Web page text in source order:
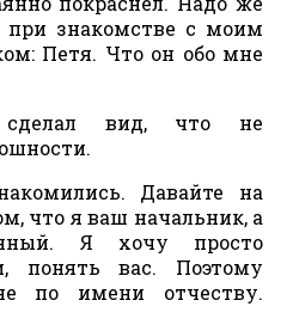
при знакомстве с моим
Петя. Что он обо мне
сделал вид, что не
Давайте на
что я ваш начальник, а
Я хочу просто
понять вас. Поэтому
по имени отчеству.